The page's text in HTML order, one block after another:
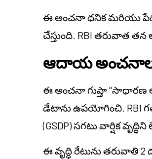
ఈ అంచనా ధనిక మరియు
చేస్తుంది. RBI తరువాత
ఆదాయ అంచనాల
ఈ అంచనా గుప్తా "సాధారణ
డేటాను ఉపయోగించి. RBI గత
(GSDP) సగటు వార్షిక
ఈ వృద్ధి రేటును తరువాతి